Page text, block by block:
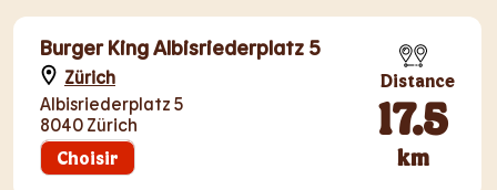
Burger King Albisriederplatz 5
Zürich
Albisriederplatz 5
8040 Zürich
Choisir
Distance
17.5
km